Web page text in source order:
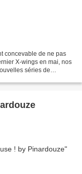
concevable de ne pas
X-wings en mai, nos
séries de